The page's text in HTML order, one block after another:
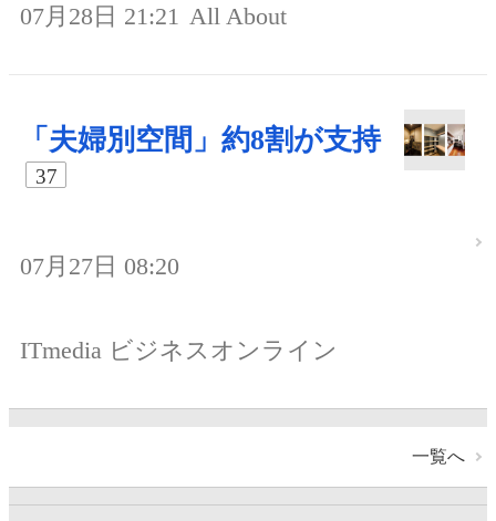
07月28日 21:21 All About
「夫婦別空間」約8割が支持
37
07月27日 08:20
ITmedia ビジネスオンライン
一覧へ